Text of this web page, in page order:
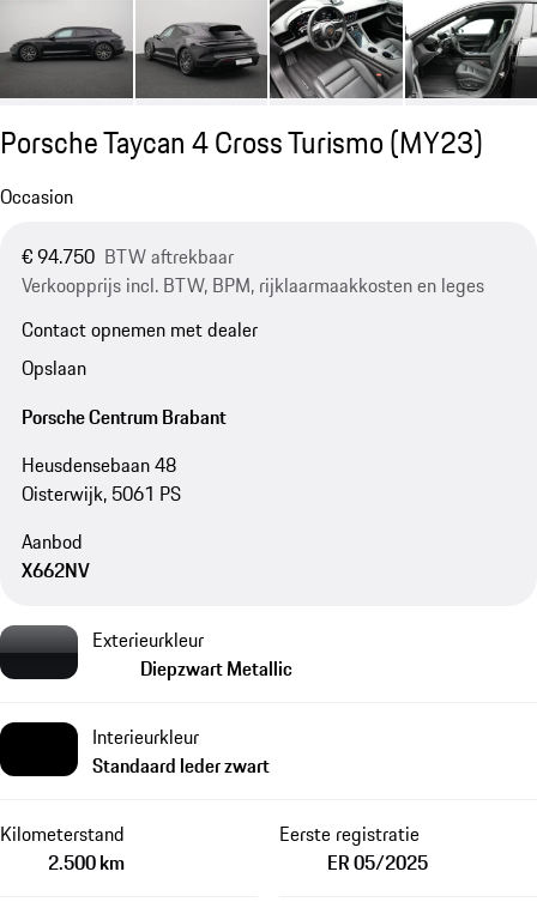
Porsche Taycan 4 Cross Turismo (MY23)
Occasion
€ 94.750 BTW aftrekbaar
Verkoopprijs incl. BTW, BPM, rijklaarmaakkosten en leges
Contact opnemen met dealer
Opslaan
Porsche Centrum Brabant
Heusdensebaan 48
Oisterwijk, 5061 PS
Aanbod
X662NV
Exterieurkleur
Diepzwart Metallic
Interieurkleur
Standaard leder zwart
Kilometerstand
2.500 km
Eerste registratie
ER 05/2025